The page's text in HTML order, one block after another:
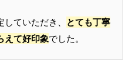
ていただき、
とても丁寧
えて好印象でした。